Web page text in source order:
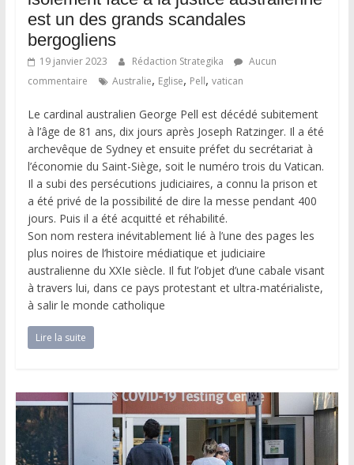
est un des grands scandales
bergogliens
19 janvier 2023 Rédaction Strategika
Aucun
commentaire
Australie, Eglise, Pell, vatican
Le cardinal australien George Pell est décédé subitement
à l’âge de 81 ans, dix jours après Joseph Ratzinger. Il a été
archevêque de Sydney et ensuite préfet du secrétariat à
l’économie du Saint-Siège, soit le numéro trois du Vatican.
Il a subi des persécutions judiciaires, a connu la prison et
a été privé de la possibilité de dire la messe pendant 400
jours. Puis il a été acquitté et réhabilité.
Son nom restera inévitablement lié à l’une des pages les
plus noires de l’histoire médiatique et judiciaire
australienne du XXIe siècle. Il fut l’objet d’une cabale visant
à travers lui, dans ce pays protestant et ultra-matérialiste,
à salir le monde catholique
Lire la suite